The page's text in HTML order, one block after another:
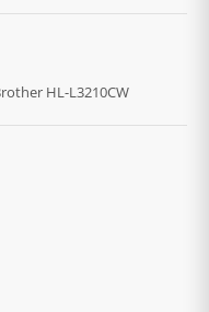
HL-L3210CW